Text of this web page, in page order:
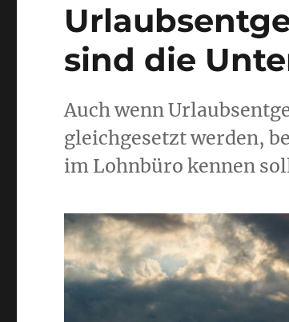
sind die
Auch wenn
gleichgesetzt werden,
im Lohnbüro kennen